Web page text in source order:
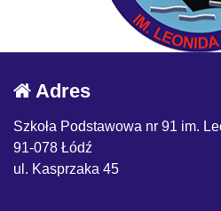
Adres
Szkoła Podstawowa nr 91 im.
91-078 Łódź
ul. Kasprzaka 45